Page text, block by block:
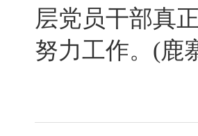
层党员干部真
努力工作。(鹿